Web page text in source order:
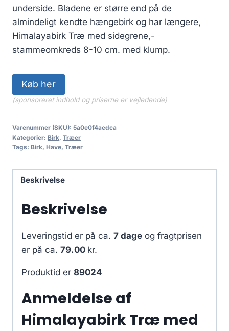
underside. Bladene er større end på de
almindeligt kendte hængebirk og har længere,
Himalayabirk Træ med sidegrene,-
stammeomkreds 8-10 cm. med klump.
Køb her
(sponsoreret indhold og priserne er vejledende)
Varenummer (SKU): 5a0e0f4aedca
Kategorier: Birk, Træer
Tags: Birk, Have, Træer
Beskrivelse
Beskrivelse
Leveringstid er på ca. 7 dage og fragtprisen
er på ca. 79.00 kr.
Produktid er 89024
Anmeldelse af
Himalayabirk Træ med